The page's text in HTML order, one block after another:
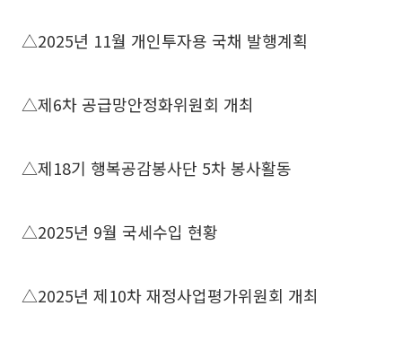
△2025년 11월 개인투자용 국채 발행계획
△제6차 공급망안정화위원회 개최
△제18기 행복공감봉사단 5차 봉사활동
△2025년 9월 국세수입 현황
△2025년 제10차 재정사업평가위원회 개최